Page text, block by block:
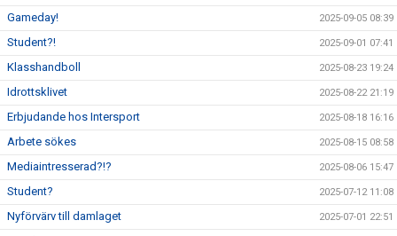
Gameday! 2025-09-05 08:39
Student?! 2025-09-01 07:41
Klasshandboll 2025-08-23 19:24
Idrottsklivet 2025-08-22 21:19
Erbjudande hos Intersport 2025-08-18 16:16
Arbete sökes 2025-08-15 08:58
Mediaintresserad?!? 2025-08-06 15:47
Student? 2025-07-12 11:08
Nyförvärv till damlaget 2025-07-01 22:51